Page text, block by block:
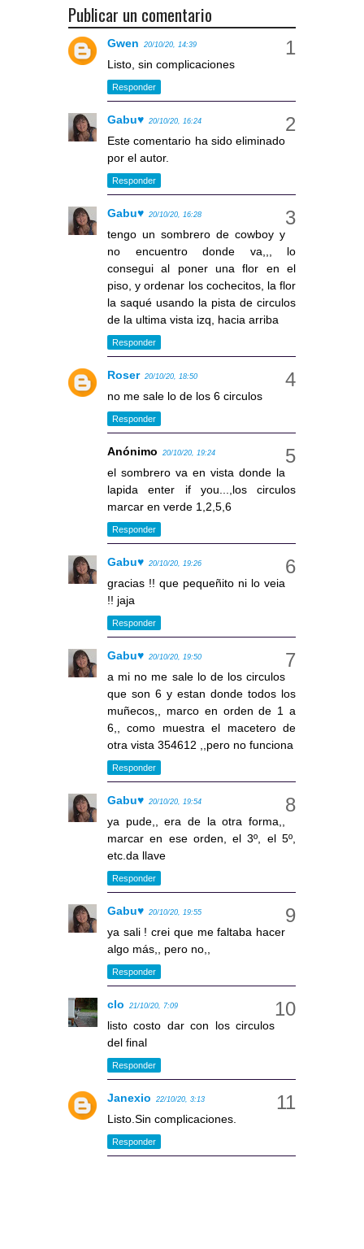
Publicar un comentario
Gwen 20/10/20, 14:39
Listo, sin complicaciones
Responder
Gabu♥ 20/10/20, 16:24
Este comentario ha sido eliminado
por el autor.
Responder
Gabu♥ 20/10/20, 16:28
tengo un sombrero de cowboy y
no encuentro donde va,,, lo
consegui al poner una flor en el
piso, y ordenar los cochecitos, la flor
la saqué usando la pista de circulos
de la ultima vista izq, hacia arriba
Responder
Roser 20/10/20, 18:50
no me sale lo de los 6 circulos
Responder
Anónimo 20/10/20, 19:24
el sombrero va en vista donde la
lapida enter if you...,los circulos
marcar en verde 1,2,5,6
Responder
Gabu♥ 20/10/20, 19:26
gracias !! que pequeñito ni lo veia
!! jaja
Responder
Gabu♥ 20/10/20, 19:50
a mi no me sale lo de los circulos
que son 6 y estan donde todos los
muñecos,, marco en orden de 1 a
6,, como muestra el macetero de
otra vista 354612 ,,pero no funciona
Responder
Gabu♥ 20/10/20, 19:54
ya pude,, era de la otra forma,,
marcar en ese orden, el 3º, el 5º,
etc.da llave
Responder
Gabu♥ 20/10/20, 19:55
ya sali ! crei que me faltaba hacer
algo más,, pero no,,
Responder
clo 21/10/20, 7:09
listo costo dar con los circulos
del final
Responder
Janexio 22/10/20, 3:13
Listo.Sin complicaciones.
Responder